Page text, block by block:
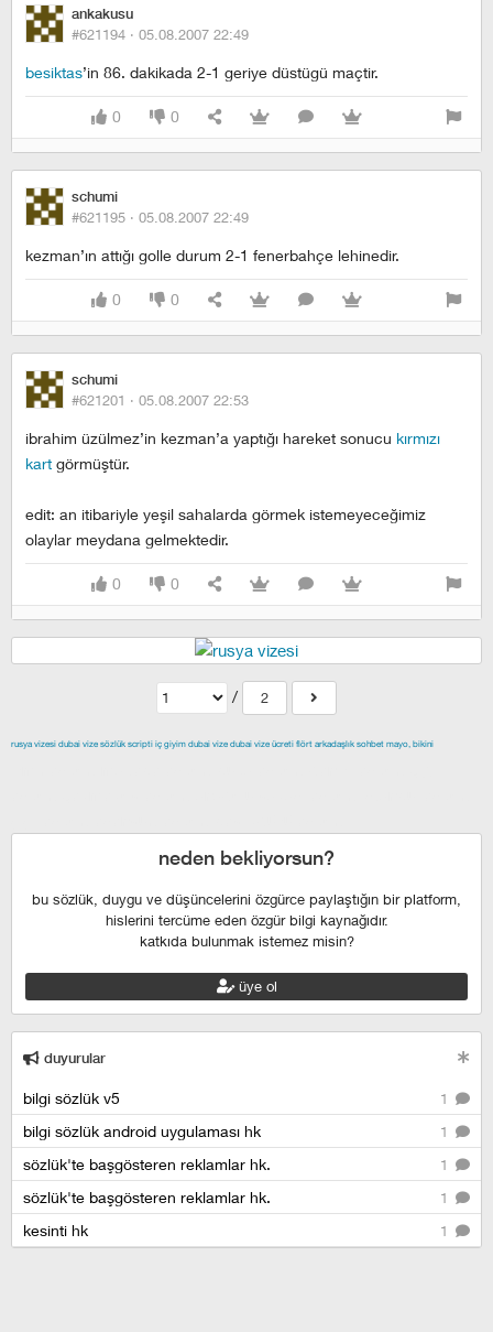
ankakusu
#621194 · 05.08.2007 22:49
besiktas’in 86. dakikada 2-1 geriye düstügü maçtir.
0 0
schumi
#621195 · 05.08.2007 22:49
kezman’ın attığı golle durum 2-1 fenerbahçe lehinedir.
0 0
schumi
#621201 · 05.08.2007 22:53
ibrahim üzülmez’in kezman’a yaptığı hareket sonucu kırmızı
kart görmüştür.
edit: an itibariyle yeşil sahalarda görmek istemeyeceğimiz
olaylar meydana gelmektedir.
0 0
/ 2
rusya vizesi dubai vize sözlük scripti iç giyim dubai vize dubai vize ücreti flört arkadaşlık sohbet mayo, bikini
neden bekliyorsun?
bu sözlük, duygu ve düşüncelerini özgürce paylaştığın bir platform,
hislerini tercüme eden özgür bilgi kaynağıdır.
katkıda bulunmak istemez misin?
üye ol
duyurular
1
bilgi sözlük v5
1
bilgi sözlük android uygulaması hk
1
sözlük'te başgösteren reklamlar hk.
1
sözlük'te başgösteren reklamlar hk.
1
kesinti hk